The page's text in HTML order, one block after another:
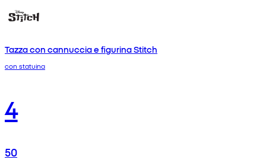
Tazza con cannuccia e figurina Stitch
con statuina
4
50